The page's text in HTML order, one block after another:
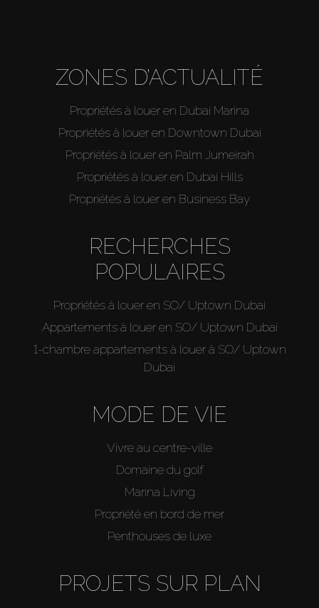
ZONES D’ACTUALITÉ
Propriétés à louer en Dubai Marina
Propriétés à louer en Downtown Dubai
Propriétés à louer en Palm Jumeirah
Propriétés à louer en Dubai Hills
Propriétés à louer en Business Bay
RECHERCHES
POPULAIRES
Propriétés à louer en SO/ Uptown Dubai
Appartements à louer en SO/ Uptown Dubai
1-chambre appartements à louer à SO/ Uptown
Dubai
MODE DE VIE
Vivre au centre-ville
Domaine du golf
Marina Living
Propriété en bord de mer
Penthouses de luxe
PROJETS SUR PLAN